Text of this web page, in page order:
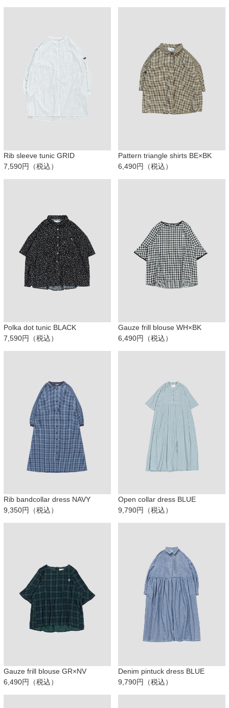
Rib sleeve tunic GRID
7,590円（税込）
Pattern triangle shirts BE×BK
6,490円（税込）
Polka dot tunic BLACK
7,590円（税込）
Gauze frill blouse WH×BK
6,490円（税込）
Rib bandcollar dress NAVY
9,350円（税込）
Open collar dress BLUE
9,790円（税込）
Gauze frill blouse GR×NV
6,490円（税込）
Denim pintuck dress BLUE
9,790円（税込）